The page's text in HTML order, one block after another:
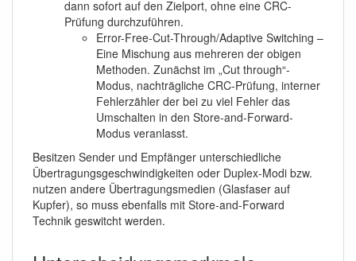
dann sofort auf den Zielport, ohne eine CRC-
Prüfung durchzuführen.
Error-Free-Cut-Through/Adaptive Switching –
Eine Mischung aus mehreren der obigen
Methoden. Zunächst im „Cut through“-
Modus, nachträgliche CRC-Prüfung, interner
Fehlerzähler der bei zu viel Fehler das
Umschalten in den Store-and-Forward-
Modus veranlasst.
Besitzen Sender und Empfänger unterschiedliche
Übertragungsgeschwindigkeiten oder Duplex-Modi bzw.
nutzen andere Übertragungsmedien (Glasfaser auf
Kupfer), so muss ebenfalls mit Store-and-Forward
Technik geswitcht werden.